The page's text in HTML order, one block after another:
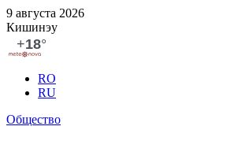
9 августа 2026
Кишинэу
RO
RU
Общество